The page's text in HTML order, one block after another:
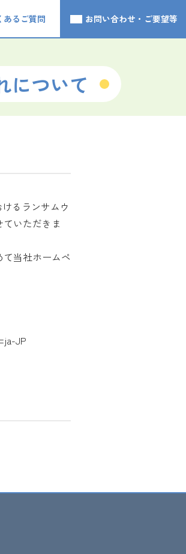
あるご質問 お問い合わせ・ご要望等
について
るランサムウ
いただきま
当社ホームペ
JP